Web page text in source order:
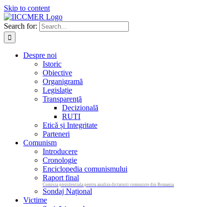
Skip to content
Search for:
Despre noi
Istoric
Obiective
Organigramă
Legislație
Transparenţă
Decizională
RUTI
Etică și Integritate
Parteneri
Comunism
Introducere
Cronologie
Enciclopedia comunismului
Raport final
Comisia prezidentiala pentru analiza dictaturii comuniste din Romania
Sondaj Național
Victime